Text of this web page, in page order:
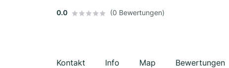
0.0 (0 Bewertungen)
Kontakt Info Map Bewertungen